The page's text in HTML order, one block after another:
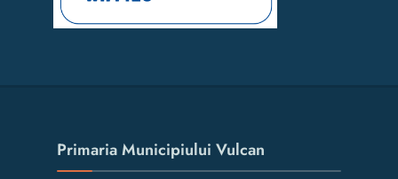
Primaria Municipiului Vulcan